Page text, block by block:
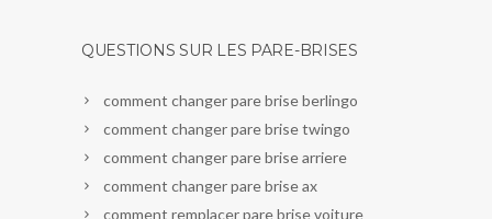
QUESTIONS SUR LES PARE-BRISES
comment changer pare brise berlingo
comment changer pare brise twingo
comment changer pare brise arriere
comment changer pare brise ax
comment remplacer pare brise voiture